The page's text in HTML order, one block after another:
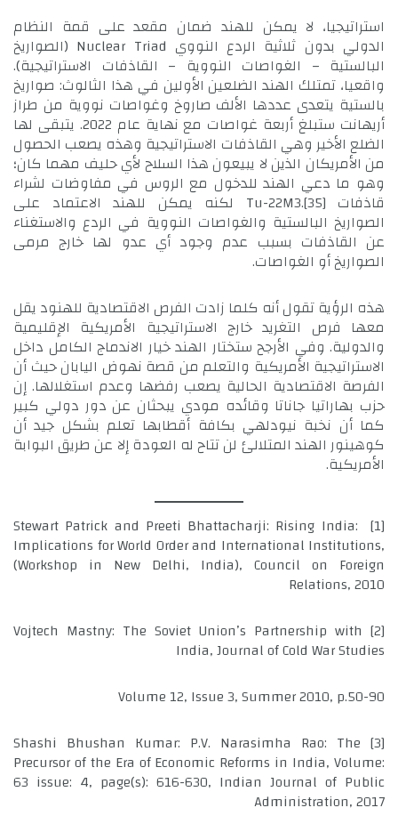
استراتيجيا، لا يمكن للهند ضمان مقعد على قمة النظام
الدولي بدون ثلاثية الردع النووي Nuclear Triad (الصواريخ
البالستية – الغواصات النووية – القاذفات الاستراتيجية).
واقعيا، تمتلك الهند الضلعين الأولين في هذا الثالوث: صواريخ
بالستية يتعدى عددها الألف صاروخ وغواصات نووية من طراز
أريهانت ستبلغ أربعة غواصات مع نهاية عام 2022. يتبقى لها
الضلع الأخير وهي القاذفات الاستراتيجية وهذه يصعب الحصول
من الأمريكان الذين لا يبيعون هذا السلاح لأي حليف مهما كان؛
وهو ما دعي الهند للدخول مع الروس في مفاوضات لشراء
قاذفات Tu-22M3. [35] لكنه يمكن للهند الاعتماد على
الصواريخ البالستية والغواصات النووية في الردع والاستغناء
عن القاذفات بسبب عدم وجود أي عدو لها خارج مرمى
الصواريخ أو الغواصات.
هذه الرؤية تقول أنه كلما زادت الفرص الاقتصادية للهنود يقل
معها فرص التغريد خارج الاستراتيجية الأمريكية الإقليمية
والدولية. وفي الأرجح ستختار الهند خيار الاندماج الكامل داخل
الاستراتيجية الأمريكية والتعلم من قصة نهوض اليابان حيث أن
الفرصة الاقتصادية الحالية يصعب رفضها وعدم استغلالها. إن
حزب بهاراتيا جاناتا وقائده مودي يبحثان عن دور دولي كبير
كما أن نخبة نيودلهي بكافة أقطابها تعلم بشكل جيد أن
كوهينور الهند المتلالئ لن تتاح له العودة إلا عن طريق البوابة
الأمريكية.
[1]
Stewart Patrick and Preeti Bhattacharji: Rising India:
Implications for World Order and International Institutions,
(Workshop in New Delhi, India), Council on Foreign
Relations, 2010
[2]
Vojtech Mastny: The Soviet Union’s Partnership with
India, Journal of Cold War Studies
Volume 12, Issue 3, Summer 2010, p.50-90
[3]
Shashi Bhushan Kumar: P.V. Narasimha Rao: The
Precursor of the Era of Economic Reforms in India, Volume:
63 issue: 4, page(s): 616-630, Indian Journal of Public
Administration, 2017